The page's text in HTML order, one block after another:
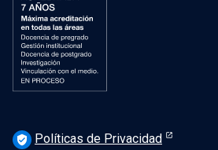
verified_user Políticas de Privacidad